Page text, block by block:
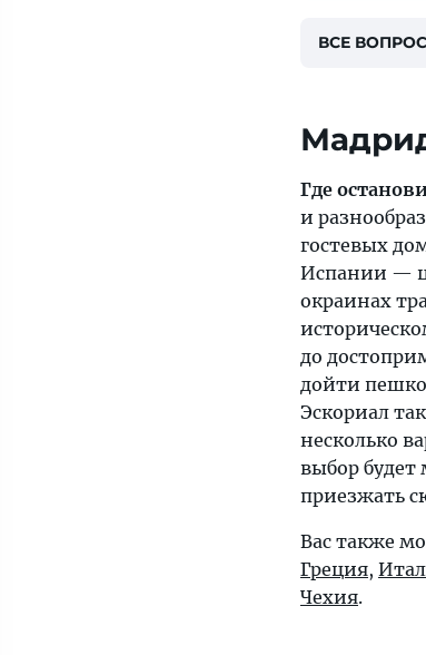
ВСЕ
Где
и
гостевых
Испании —
окраинах
до
дойти
Эскориал
несколько
выбор
приезжать
Вас также
Греция,
Чехия.